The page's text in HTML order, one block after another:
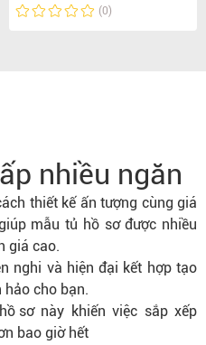
(0)
nhiều ngăn
thiết kế ấn tượng cùng giá
mẫu tủ hồ sơ được nhiều
giá cao.
nghi và hiện đại kết hợp tạo
hảo cho bạn.
sơnày khiến việc sắp xếp
bao giờ hết